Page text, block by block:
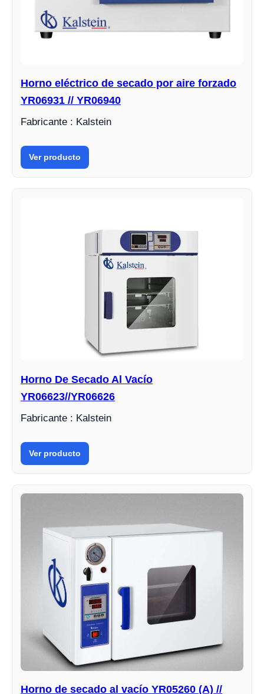
Horno eléctrico de secado por aire forzado
YR06931 // YR06940
Fabricante : Kalstein
Ver producto
Horno De Secado Al Vacío
YR06623//YR06626
Fabricante : Kalstein
Ver producto
Horno de secado al vacío YR05260 (A) //